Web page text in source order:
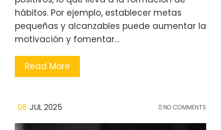
hábitos. Por ejemplo, establecer metas
pequeñas y alcanzables puede aumentar la
motivación y fomentar…
Read More
08 JUL 2025 NO COMMENTS